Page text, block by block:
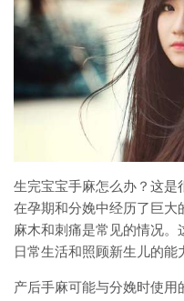
生完宝宝手麻怎么办？这是
在孕期和分娩中经历了巨大
麻木和刺痛是常见的情况。
日常生活和照顾新生儿的能
产后手麻可能与分娩时使用